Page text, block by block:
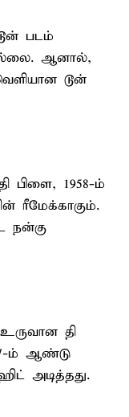
படம்
ஆனால்,
டூன்
பிளை, 1958-ம்
ரீமேக்காகும்.
நன்கு
தி
ம் ஆண்டு
அடித்தது.